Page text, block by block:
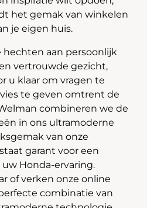
het gemak van winkelen
je eigen huis.
hechten aan persoonlijk
vertrouwde gezicht,
u klaar om vragen te
te geven omtrent de
combineren we de
in ons ultramoderne
van onze
garant voor een
Honda-ervaring.
of verken onze online
combinatie van